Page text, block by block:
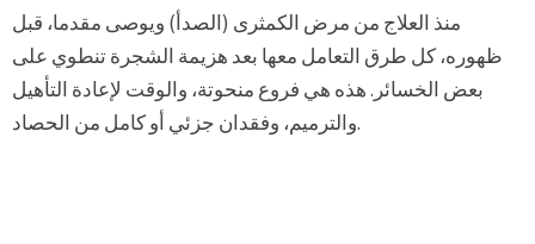
منذ العلاج من مرض الكمثرى (الصدأ) ويوصى مقدما، قبل
ظهوره، كل طرق التعامل معها بعد هزيمة الشجرة تنطوي على
بعض الخسائر. هذه هي فروع منحوتة، والوقت لإعادة التأهيل
والترميم، وفقدان جزئي أو كامل من الحصاد.